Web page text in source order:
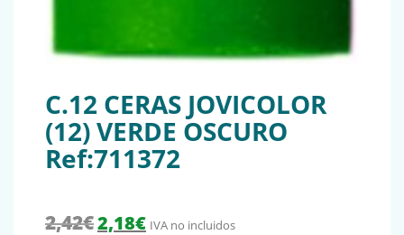
C.12 CERAS JOVICOLOR
(12) VERDE OSCURO
Ref:711372
2,42€ El precio original era: 2,42€.
2,18€El precio actual es: 2,18€.
IVA no incluidos